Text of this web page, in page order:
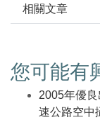
相關文章
您可能有
2005年優
速公路空中